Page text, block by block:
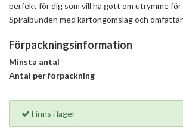
perfekt för dig som vill ha gott om utrymme för
Spiralbunden med kartongomslag och
Förpackningsinformation
Minsta antal
Antal per förpackning
Finns i lager